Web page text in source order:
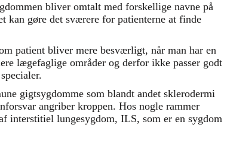
bliver omtalt med forskellige navne på
kan gøre det sværere for patienterne at finde
patient bliver mere besværligt, når man har en
lægefaglige områder og derfor ikke passer godt
gigtsygdomme som blandt andet sklerodermi
angriber kroppen. Hos nogle rammer
interstitiel lungesygdom, ILS, som er en sygdom